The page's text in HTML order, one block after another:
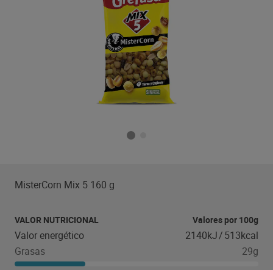
MisterCorn Mix 5 160 g
VALOR NUTRICIONAL Valores por 100g
Valor energético 2140kJ/513kcal
Grasas
29g